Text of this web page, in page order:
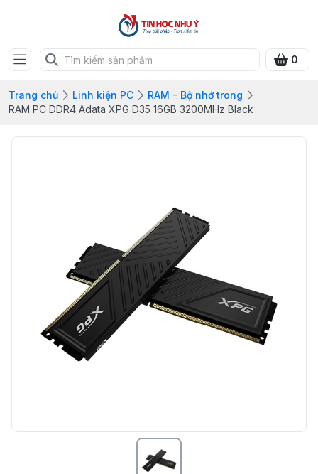
0
Trang chủ Linh kiện PC
RAM - Bộ nhớ trong
RAM PC DDR4 Adata XPG D35 16GB 3200MHz Black